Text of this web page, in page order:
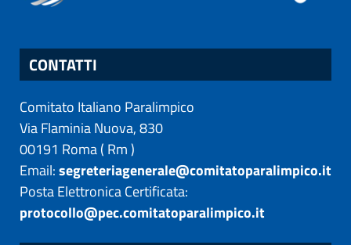
CONTATTI
Comitato Italiano Paralimpico
Via Flaminia Nuova, 830
00191 Roma( Rm)
Email:segreteriagenerale@comitatoparalimpico.it
Posta Elettronica Certificata:
protocollo@pec.comitatoparalimpico.it